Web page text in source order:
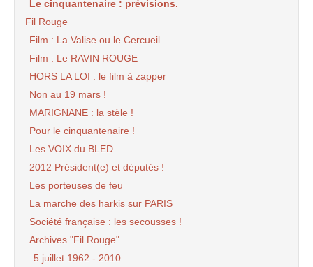
Le cinquantenaire : prévisions.
Fil Rouge
Film : La Valise ou le Cercueil
Film : Le RAVIN ROUGE
HORS LA LOI : le film à zapper
Non au 19 mars !
MARIGNANE : la stèle !
Pour le cinquantenaire !
Les VOIX du BLED
2012 Président(e) et députés !
Les porteuses de feu
La marche des harkis sur PARIS
Société française : les secousses !
Archives "Fil Rouge"
5 juillet 1962 - 2010